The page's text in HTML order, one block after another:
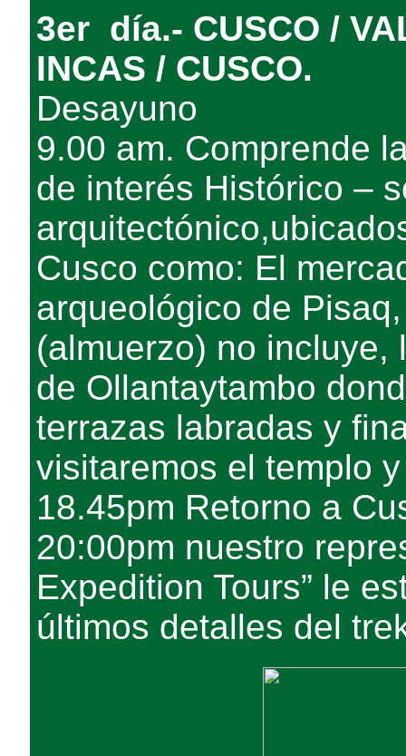
3er día.- CUSCO /
INCAS / CUSCO.
Desayuno
9.00 am. Comprende
de interés Histórico –
Cusco como: El
arqueológico de
(almuerzo) no incluye,
de Ollantaytambo
terrazas labradas y
visitaremos el templo
18.45pm Retorno a
20:00pm nuestro
Expedition Tours” le
últimos detalles del